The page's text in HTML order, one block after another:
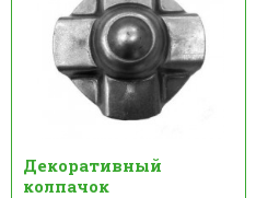
Декоративный
колпачок